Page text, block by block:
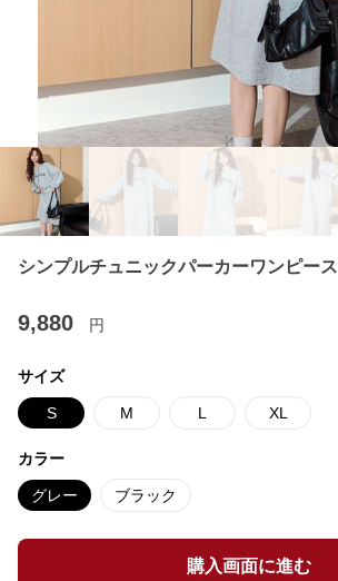
シンプルチュニックパーカーワンピース
9,880 円
サイズ
S M L XL
カラー
グレー ブラック
購入画面に進む